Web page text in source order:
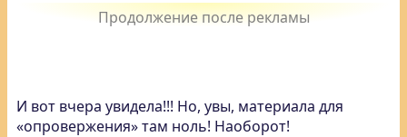
И вот вчера увидела!!! Но, увы, материала для
«опровержения» там ноль! Наоборот!